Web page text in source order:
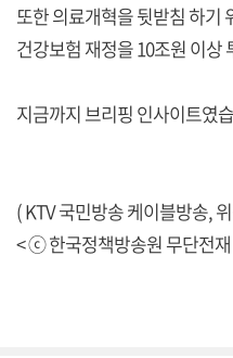
또한 의료개혁을 뒷받침 하기
건강보험 재정을 10조원 이상
지금까지 브리핑 인사이트였
( KTV 국민방송 케이블방송,
< ⓒ 한국정책방송원 무단전